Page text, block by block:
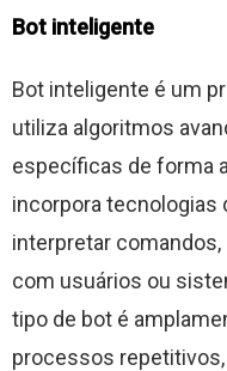
Bot inteligente
Bot inteligente é um
utiliza algoritmos
específicas de forma
incorpora tecnologias
interpretar
com usuários ou
tipo de bot é
processos